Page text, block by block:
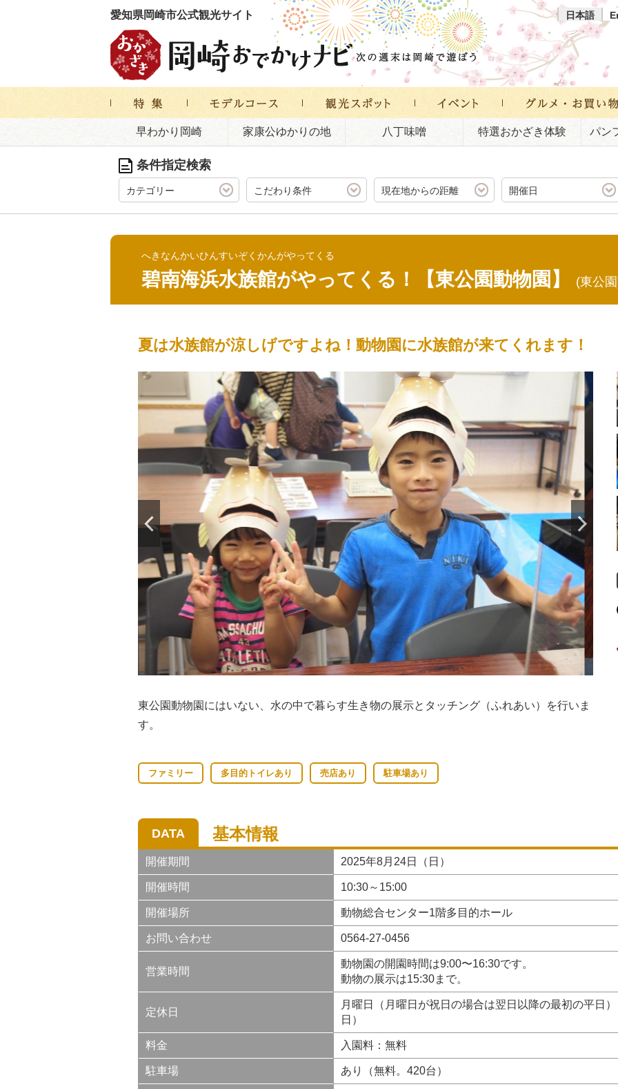
愛知県岡崎市公式観光サイト 日本語
早わかり岡崎 家康公ゆかりの地 八丁味噌 特選おかざき体験 パン
条件指定検索
カテゴリー こだわり条件 現在地からの距離 開催日
へきなんかいひんすいぞくかんがやってくる
碧南海浜水族館がやってくる！【東公園動物園】 (東公
夏は水族館が涼しげですよね！動物園に水族館が来てくれます！
東公園動物園にはいない、水の中で暮らす生き物の展示とタッチング（ふれあい）を行いま
す。
ファミリー 多目的トイレあり 売店あり 駐車場あり
DATA 基本情報
開催期間 2025年8月24日（日）
開催時間 10:30～15:00
開催場所 動物総合センター1階多目的ホール
お問い合わせ 0564-27-0456
営業時間
動物園の開園時間は9:00〜16:30です。
動物の展示は15:30まで。
定休日
月曜日（月曜日が祝日の場合は翌日以降の最初の平日
日）
料金 入園料：無料
駐車場 あり（無料。420台）